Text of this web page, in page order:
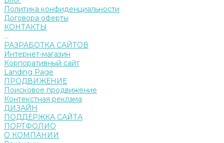
Политика конфиденциальности
Договора оферты
КОНТАКТЫ
...
РАЗРАБОТКА САЙТОВ
Интернет-магазин
Корпоративный сайт
Landing Page
ПРОДВИЖЕНИЕ
Поисковое продвижение
Контекстная реклама
ДИЗАЙН
ПОДДЕРЖКА САЙТА
ПОРТФОЛИО
О КОМПАНИИ